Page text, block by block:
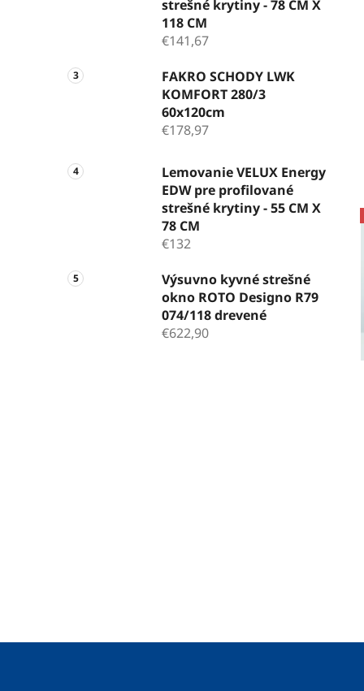
strešné krytiny - 78 CM X
118 CM
€141,67
FAKRO SCHODY LWK
KOMFORT 280/3
60x120cm
€178,97
Lemovanie VELUX Energy
EDW pre profilované
strešné krytiny - 55 CM X
78 CM
€132
Výsuvno kyvné strešné
okno ROTO Designo R79
074/118 drevené
€622,90